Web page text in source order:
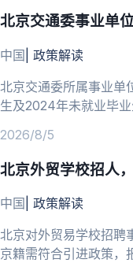
北京交通委事业单
中国 政策解读
北京交通委所属事业单
生及2024年未就业毕业
2026/8/5
北京外贸学校招人
中国 政策解读
北京对外贸易学校招
京籍需符合引进政策，